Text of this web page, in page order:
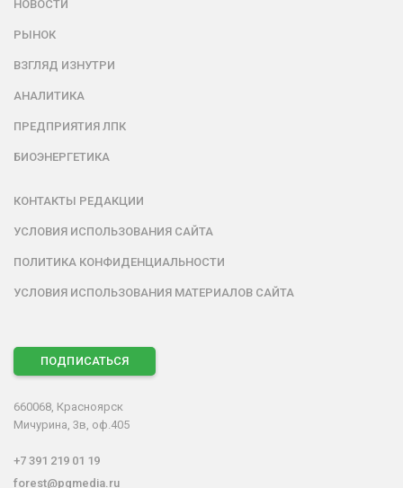
НОВОСТИ
РЫНОК
ВЗГЛЯД ИЗНУТРИ
АНАЛИТИКА
ПРЕДПРИЯТИЯ ЛПК
БИОЭНЕРГЕТИКА
КОНТАКТЫ РЕДАКЦИИ
УСЛОВИЯ ИСПОЛЬЗОВАНИЯ САЙТА
ПОЛИТИКА КОНФИДЕНЦИАЛЬНОСТИ
УСЛОВИЯ ИСПОЛЬЗОВАНИЯ МАТЕРИАЛОВ САЙТА
ПОДПИСАТЬСЯ
660068, Красноярск
Мичурина, 3в, оф.405
+7 391 219 01 19
forest@pgmedia.ru